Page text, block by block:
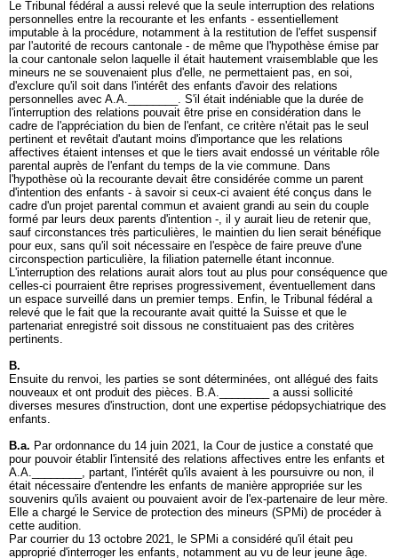
Le Tribunal fédéral a aussi relevé que la seule interruption des relations
personnelles entre la recourante et les enfants - essentiellement
imputable à la procédure, notamment à la restitution de l'effet suspensif
par l'autorité de recours cantonale - de même que l'hypothèse émise par
la cour cantonale selon laquelle il était hautement vraisemblable que les
mineurs ne se souvenaient plus d'elle, ne permettaient pas, en soi,
d'exclure qu'il soit dans l'intérêt des enfants d'avoir des relations
personnelles avec A.A.________. S'il était indéniable que la durée de
l'interruption des relations pouvait être prise en considération dans le
cadre de l'appréciation du bien de l'enfant, ce critère n'était pas le seul
pertinent et revêtait d'autant moins d'importance que les relations
affectives étaient intenses et que le tiers avait endossé un véritable rôle
parental auprès de l'enfant du temps de la vie commune. Dans
l'hypothèse où la recourante devait être considérée comme un parent
d'intention des enfants - à savoir si ceux-ci avaient été conçus dans le
cadre d'un projet parental commun et avaient grandi au sein du couple
formé par leurs deux parents d'intention -, il y aurait lieu de retenir que,
sauf circonstances très particulières, le maintien du lien serait bénéfique
pour eux, sans qu'il soit nécessaire en l'espèce de faire preuve d'une
circonspection particulière, la filiation paternelle étant inconnue.
L'interruption des relations aurait alors tout au plus pour conséquence que
celles-ci pourraient être reprises progressivement, éventuellement dans
un espace surveillé dans un premier temps. Enfin, le Tribunal fédéral a
relevé que le fait que la recourante avait quitté la Suisse et que le
partenariat enregistré soit dissous ne constituaient pas des critères
pertinents.
B.
Ensuite du renvoi, les parties se sont déterminées, ont allégué des faits
nouveaux et ont produit des pièces. B.A.________ a aussi sollicité
diverses mesures d'instruction, dont une expertise pédopsychiatrique des
enfants.
B.a. Par ordonnance du 14 juin 2021, la Cour de justice a constaté que
pour pouvoir établir l'intensité des relations affectives entre les enfants et
A.A.________, partant, l'intérêt qu'ils avaient à les poursuivre ou non, il
était nécessaire d'entendre les enfants de manière appropriée sur les
souvenirs qu'ils avaient ou pouvaient avoir de l'ex-partenaire de leur mère.
Elle a chargé le Service de protection des mineurs (SPMi) de procéder à
cette audition.
Par courrier du 13 octobre 2021, le SPMi a considéré qu'il était peu
approprié d'interroger les enfants, notamment au vu de leur jeune âge.